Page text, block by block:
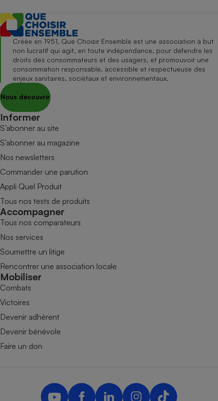
Créée en 1951, Que Choisir Ensemble est une association à but
non lucratif qui agit, en toute indépendance, pour défendre les
droits des consommateurs et des usagers, et promouvoir une
consommation responsable, accessible et respectueuse des
enjeux sanitaires, sociétaux et environnementaux.
Nous découvrir
Informer
S’abonner au site
S’abonner au magazine
Nos newsletters
Commander une parution
Appli Quel Produit
Tous nos tests de produits
Accompagner
Tous nos comparateurs
Nos services
Soumettre un litige
Rencontrer une association locale
Mobiliser
Combats
Victoires
Devenir adhérent
Devenir bénévole
Faire un don